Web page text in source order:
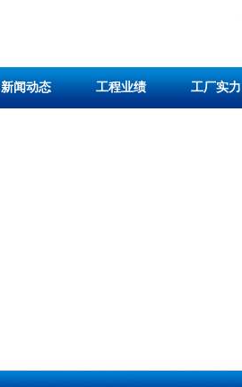
新闻动态 工程业绩 工厂实力